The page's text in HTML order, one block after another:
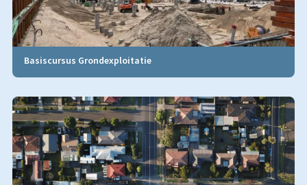
Basiscursus Grondexploitatie